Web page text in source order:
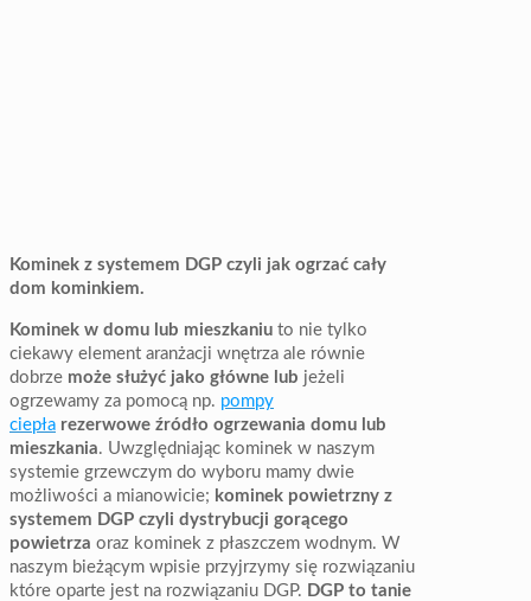
Kominek z systemem DGP czyli jak ogrzać cały
dom kominkiem.
Kominek w domu lub mieszkaniu to nie tylko
ciekawy element aranżacji wnętrza ale równie
dobrze może służyć jako główne lub jeżeli
ogrzewamy za pomocą np. pompy
ciepła rezerwowe źródło ogrzewania domu lub
mieszkania. Uwzględniając kominek w naszym
systemie grzewczym do wyboru mamy dwie
możliwości a mianowicie; kominek powietrzny z
systemem DGP czyli dystrybucji gorącego
powietrza oraz kominek z płaszczem wodnym. W
naszym bieżącym wpisie przyjrzymy się rozwiązaniu
które oparte jest na rozwiązaniu DGP. DGP to tanie